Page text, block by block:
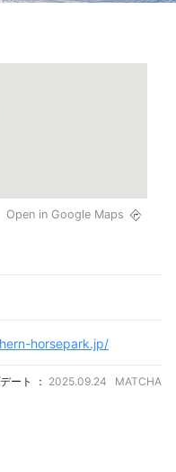
Open in Google Maps
horsepark.jp/
ート ： 2025.09.24 MATCHA